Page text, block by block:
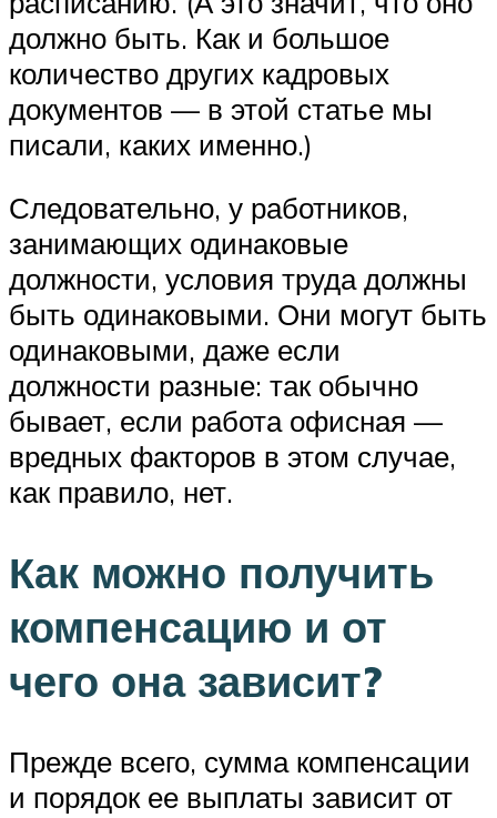
должно быть. Как и большое
количество других кадровых
документов — в этой статье мы
писали, каких именно.)
Следовательно, у работников,
занимающих одинаковые
должности, условия труда должны
быть одинаковыми. Они могут быть
одинаковыми, даже если
должности разные: так обычно
бывает, если работа офисная —
вредных факторов в этом случае,
как правило, нет.
Как можно получить
компенсацию и от
чего она зависит?
Прежде всего, сумма компенсации
и порядок ее выплаты зависит от